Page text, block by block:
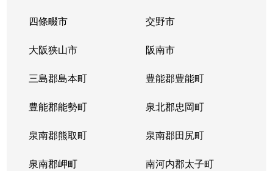
四條畷市 交野市
大阪狭山市 阪南市
三島郡島本町 豊能郡豊能町
豊能郡能勢町 泉北郡忠岡町
泉南郡熊取町 泉南郡田尻町
泉南郡岬町 南河内郡太子町